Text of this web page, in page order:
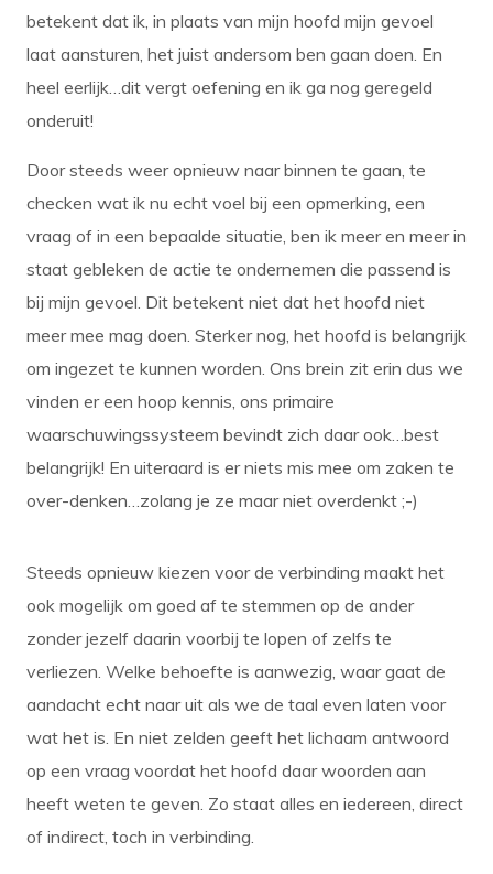
betekent dat ik, in plaats van mijn hoofd mijn gevoel
laat aansturen, het juist andersom ben gaan doen. En
heel eerlijk…dit vergt oefening en ik ga nog geregeld
onderuit!
Door steeds weer opnieuw naar binnen te gaan, te
checken wat ik nu echt voel bij een opmerking, een
vraag of in een bepaalde situatie, ben ik meer en meer in
staat gebleken de actie te ondernemen die passend is
bij mijn gevoel. Dit betekent niet dat het hoofd niet
meer mee mag doen. Sterker nog, het hoofd is belangrijk
om ingezet te kunnen worden. Ons brein zit erin dus we
vinden er een hoop kennis, ons primaire
waarschuwingssysteem bevindt zich daar ook…best
belangrijk! En uiteraard is er niets mis mee om zaken te
over-denken…zolang je ze maar niet overdenkt ;-)
Steeds opnieuw kiezen voor de verbinding maakt het
ook mogelijk om goed af te stemmen op de ander
zonder jezelf daarin voorbij te lopen of zelfs te
verliezen. Welke behoefte is aanwezig, waar gaat de
aandacht echt naar uit als we de taal even laten voor
wat het is. En niet zelden geeft het lichaam antwoord
op een vraag voordat het hoofd daar woorden aan
heeft weten te geven. Zo staat alles en iedereen, direct
of indirect, toch in verbinding.